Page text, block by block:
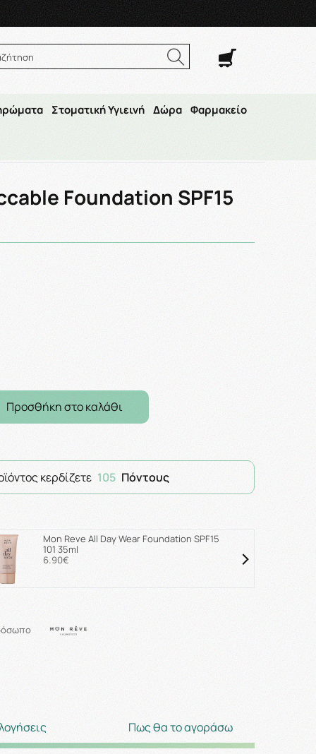
Σαβ. 8:00π.μ.–14:30μ.μ
Στοματική Υγιεινή Δώρα Φαρμακείο
Foundation SPF15
Προσθήκη στο καλάθι
κερδίζετε 105 Πόντους
Mon Reve All Day Wear Foundation SPF15
101 35ml
6.90€
Πως θα το αγοράσω